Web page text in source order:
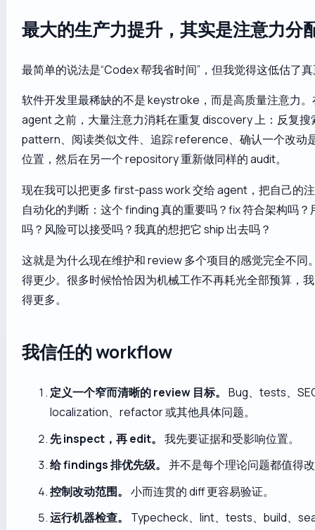
最大的生产力提升，其实是注意力分
最简单的说法是“Codex 帮我省时间”，但我觉得这低估了
软件开发里最稀缺的不是 keystroke，而是高质量注意力。
agent 之前，大量注意力消耗在重复 discovery 上：反复搜
pattern、阅读类似文件、追踪 reference、确认一个改动
位置，然后在另一个 repository 重新做同样的 audit。
现在我可以把更多 first-pass work 交给 agent，把自己的
自动化的判断：这个 finding 真的重要吗？fix 符合架构吗
吗？风险可以接受吗？我真的想把它 ship 出去吗？
这就是为什么现在维护和 review 多个项目的感觉完全不同
得更少。很多时候恰恰因为机械工作不再耗光全部预算，
得更多。
我信任的 workflow
定义一个窄而清晰的 review 目标。 Bug、tests、
localization、refactor 或其他具体问题。
先 inspect，再 edit。 我先要证据和受影响位置。
给 findings 排优先级。 并不是每个理论问题都值得
控制改动范围。 小而连贯的 diff 更容易验证。
运行机器检查。
Typecheck、lint、tests、build、